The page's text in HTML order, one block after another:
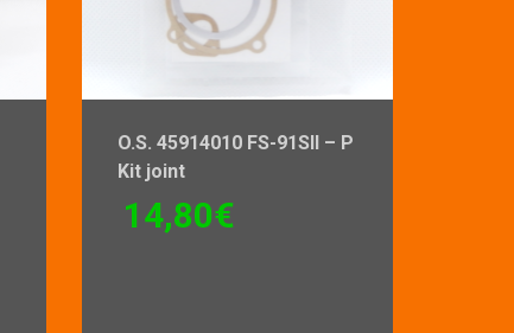
O.S. 45914010 FS-91Sll – P
Kit joint
14,80€